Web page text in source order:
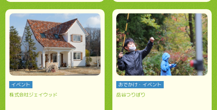
イベント
株式会社ジェイウッド
おでかけ・イベント
岳谷つりぼり